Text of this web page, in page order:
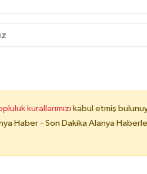
kurallarımızı kabul etmiş
Haber - Son Dakika Alanya